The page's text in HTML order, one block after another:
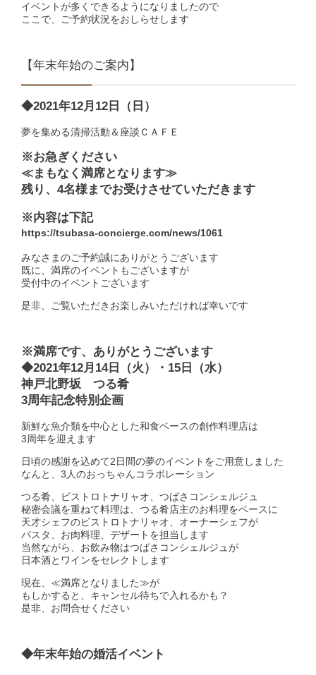
イベントが多くできるようになりましたので
ここで、ご予約状況をおしらせします
【年末年始のご案内】
◆2021年12月12日（日）
夢を集める清掃活動＆座談ＣＡＦＥ
※お急ぎください
≪まもなく満席となります≫
残り、4名様までお受けさせていただきます
※内容は下記
https://tsubasa-concierge.com/news/1061
みなさまのご予約誠にありがとうございます
既に、満席のイベントもございますが
受付中のイベントございます
是非、ご覧いただきお楽しみいただければ幸いです
※満席です、ありがとうございます
◆2021年12月14日（火）・15日（水）
神戸北野坂 つる肴
3周年記念特別企画
新鮮な魚介類を中心とした和食ベースの創作料理店は
3周年を迎えます
日頃の感謝を込めて2日間の夢のイベントをご用意しました
なんと、3人のおっちゃんコラボレーション
つる肴、ビストロトナリャオ、つばさコンシェルジュ
秘密会議を重ねて料理は、つる肴店主のお料理をベースに
天才シェフのビストロトナリャオ、オーナーシェフが
パスタ、お肉料理、デザートを担当します
当然ながら、お飲み物はつばさコンシェルジュが
日本酒とワインをセレクトします
現在、≪満席となりました≫が
もしかすると、キャンセル待ちで入れるかも？
是非、お問合せください
◆年末年始の婚活イベント